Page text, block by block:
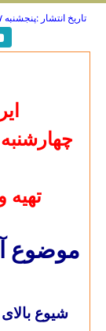
تاریخ انتشار :پنجشنبه ۷ فروردين ۱۳۹۳ برابر با ۲۷ مارس ۲۰۱۴
تهيه
موضوع
شیوع